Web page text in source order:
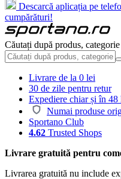
Descarcă aplicația pe
cumpărături!
Căutați după produs, categorie
Livrare de la 0 lei
30 de zile pentru retur
Expediere chiar și în 48
Numai produse
Sportano Club
4.62 Trusted Shops
Livrare gratuită pentru
Livrarea gratuită nu include